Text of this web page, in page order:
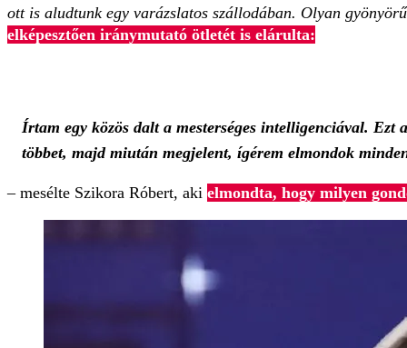
ott is aludtunk egy varázslatos szállodában. Olyan
elképesztően iránymutató ötletét is elárulta:
Írtam egy közös dalt a mesterséges intelligenciával.
többet, majd miután megjelent, ígérem elmondok
– mesélte Szikora Róbert, aki elmondta, hogy milyen